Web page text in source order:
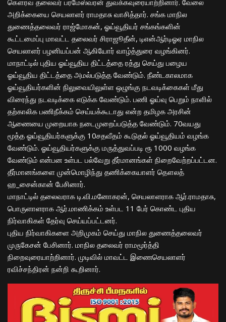
கௌரவ தலைவர் பரமேஸ்வரன் துவக்கவுரையாற்றினார். வேலை
அறிக்கையை செயலாளர் ராமதாசு வாசித்தார். சங்க மாநில
துணைத்தலைவர் ராஜ்மோகன், ஓய்வூதியர் சங்கங்களின்
கூட்டமைப்பு மாவட்ட தலைவர் சிராஜூதீன், டிஎன்ஆர்டிஓஏ மாநில
செயலாளர் பழனியப்பன் ஆகியோர் வாழ்த்துரை வழங்கினர்.
மாநாட்டில் புதிய ஓய்வூதிய திட்டத்தை ரத்து செய்து பழைய
ஓய்வூதிய திட்டத்தை அமல்படுத்த வேண்டும். நீண்டகாலமாக
ஓய்வூதியர்களின் நிலுவையிலுள்ள ஒழுங்கு நடவடிக்கைகள் மீது
விரைந்து நடவடிக்கை எடுக்க வேண்டும். பணி ஓய்வு பெறும் நாளில்
தற்காலிக பணிநீக்கம் செய்யக்கூடாது என்ற தமிழக அரசின்
ஆணையை முறையாக நடைமுறைப்படுத்த வேண்டும். 70வயது
மூத்த ஓய்வூதியர்களுக்கு 10சதவீதம் கூடுதல் ஓய்வூதியம் வழங்க
வேண்டும். ஓய்வூதியர்களுக்கு மருத்துவப்படி ரூ 1000 வழங்க
வேண்டும் என்பன உள்பட பல்வேறு தீர்மானங்கள் நிறைவேற்றப்பட்டன.
தீர்மானங்களை முன்மொழிந்து தணிக்கையாளர் தௌலத்
ஹ_சைன்கான் பேசினார்.
மாநாட்டில் தலைவராக டி.வி.மனோகரன், செயலாளராக ஆர்.ராமதாசு,
பொருளாளராக ஆர்.மாணிக்கம் உள்பட 11 பேர் கொண்ட புதிய
நிர்வாகிகள் தேர்வு செய்யப்பட்டனர்.
புதிய நிர்வாகிகளை அறிமுகம் செய்து மாநில துணைத்தலைவர்
முருகேசன் பேசினார். மாநில தலைவர் ராமமூர்த்தி
நிறைவுரையாற்றினார். முடிவில் மாவட்ட இணைசெயலாளர்
ரவிச்சந்திரன் நன்றி கூறினார்.